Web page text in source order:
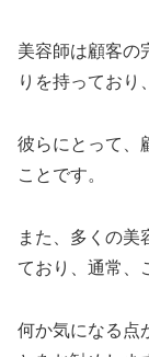
美容師は顧客の
りを持っており
彼らにとって、
ことです。
また、多くの美
ており、通常、
何か気になる点